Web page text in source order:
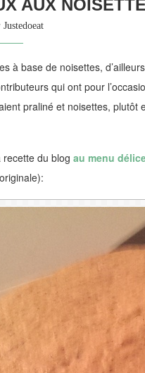
AUX
Justedoeat
à base de noisettes,
qui ont pour
praliné et noisettes, plutôt
du blog au menu